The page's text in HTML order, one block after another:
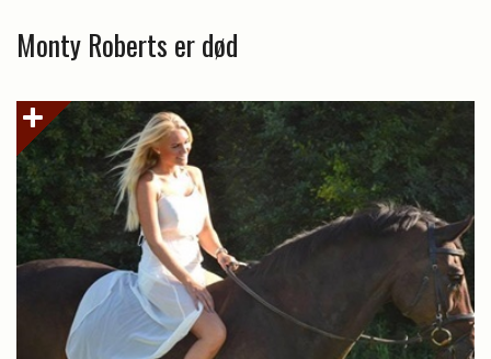
Monty Roberts er død